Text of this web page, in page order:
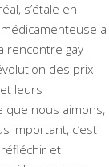
s’étale en
a
rencontre gay
des prix
leurs
que nous aimons,
important, c’est
et